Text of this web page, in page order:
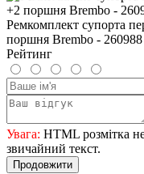
Ремкомплект супорта
поршня Brembo -
Рейтинг
Увага: HTML розмітка
звичайний текст.
Продовжити